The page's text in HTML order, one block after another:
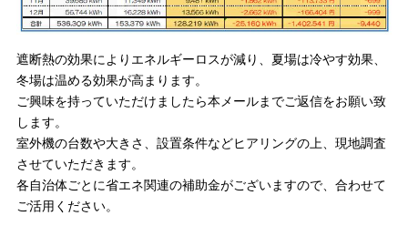
遮断熱の効果によりエネルギーロスが減り、夏場は冷やす効果、
冬場は温める効果が高まります。
ご興味を持っていただけましたら本メールまでご返信をお願い致
します。
室外機の台数や大きさ、設置条件などヒアリングの上、現地調査
させていただきます。
各自治体ごとに省エネ関連の補助金がございますので、合わせて
ご活用ください。